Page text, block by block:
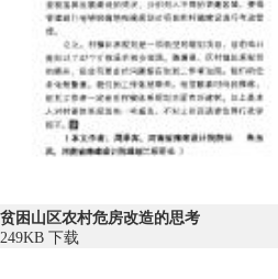
贫困山区农村危房改造的思考
249KB 下载